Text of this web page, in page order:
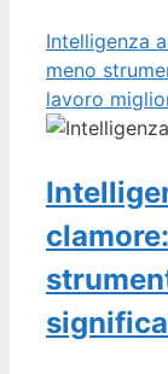
Intelligenza
meno
lavoro